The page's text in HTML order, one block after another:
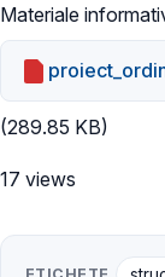
Materiale
(289.85 KB)
17 views